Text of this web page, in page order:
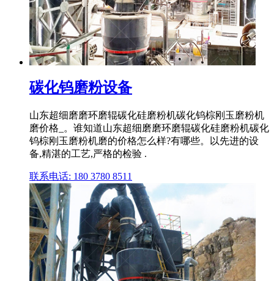
碳化钨磨粉设备
山东超细磨磨环磨辊碳化硅磨粉机碳化钨棕刚玉磨粉机
磨价格_。谁知道山东超细磨磨环磨辊碳化硅磨粉机碳化
钨棕刚玉磨粉机磨的价格怎么样?有哪些。以先进的设
备,精湛的工艺,严格的检验 .
联系电话: 180 3780 8511